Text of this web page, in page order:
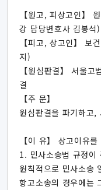
【원고, 피상고인】
강 담당변호사 김봉석)
【피고, 상고인】 보
지)
【원심판결】 서울
결
【주 문】
원심판결을 파기하고,
【이 유】 상고이유
1. 민사소송법 규정이
원칙적으로 민사소송
항고소송의 경우에는